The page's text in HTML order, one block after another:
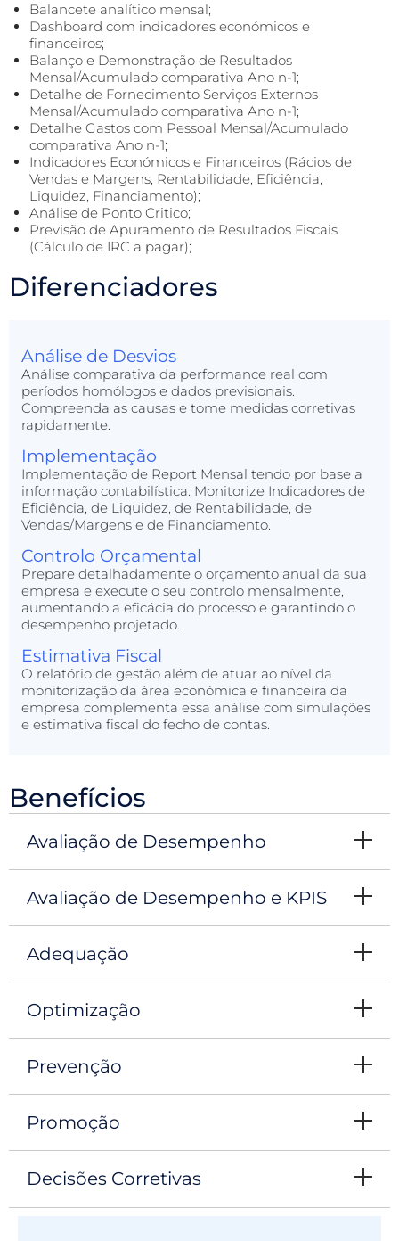
Balancete analítico mensal;
Dashboard com indicadores económicos e
financeiros;
Balanço e Demonstração de Resultados
Mensal/Acumulado comparativa Ano n-1;
Detalhe de Fornecimento Serviços Externos
Mensal/Acumulado comparativa Ano n-1;
Detalhe Gastos com Pessoal Mensal/Acumulado
comparativa Ano n-1;
Indicadores Económicos e Financeiros (Rácios de
Vendas e Margens, Rentabilidade, Eficiência,
Liquidez, Financiamento);
Análise de Ponto Critico;
Previsão de Apuramento de Resultados Fiscais
(Cálculo de IRC a pagar);
Diferenciadores
Análise de Desvios
Análise comparativa da performance real com
períodos homólogos e dados previsionais.
Compreenda as causas e tome medidas corretivas
rapidamente.
Implementação
Implementação de Report Mensal tendo por base a
informação contabilística. Monitorize Indicadores de
Eficiência, de Liquidez, de Rentabilidade, de
Vendas/Margens e de Financiamento.
Controlo Orçamental
Prepare detalhadamente o orçamento anual da sua
empresa e execute o seu controlo mensalmente,
aumentando a eficácia do processo e garantindo o
desempenho projetado.
Estimativa Fiscal
O relatório de gestão além de atuar ao nível da
monitorização da área económica e financeira da
empresa complementa essa análise com simulações
e estimativa fiscal do fecho de contas.
Benefícios
Avaliação de Desempenho
Avaliação de Desempenho e KPIS
Adequação
Optimização
Prevenção
Promoção
Decisões Corretivas